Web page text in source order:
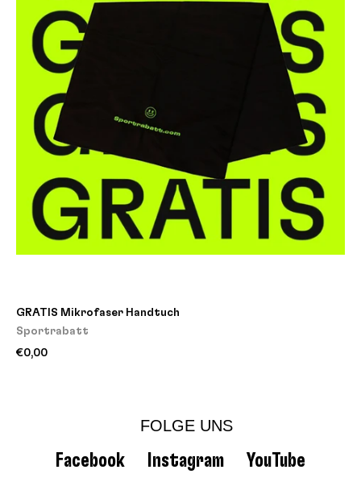
GRATIS Mikrofaser Handtuch
Sportrabatt
€0,00
FOLGE UNS
Facebook Instagram YouTube